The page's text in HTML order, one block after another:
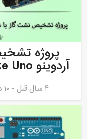
پروژه
آردوینو ProMake Uno و سنسور MQ2
4 سال قبل ۱۰ دیدگاه